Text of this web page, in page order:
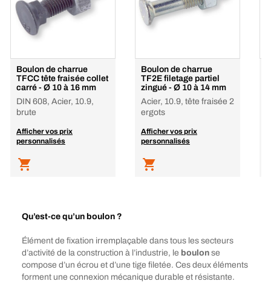
Boulon de charrue
TFCC tête fraisée collet
carré - Ø 10 à 16 mm
DIN 608, Acier, 10.9,
brute
Afficher vos prix
personnalisés
Boulon de charrue
TF2E filetage partiel
zingué - Ø 10 à 14 mm
Acier, 10.9, tête fraisée 2
ergots
Afficher vos prix
personnalisés
Qu’est-ce qu’un boulon ?
Élément de fixation irremplaçable dans tous les secteurs
d’activité de la construction à l’industrie, le boulon se
compose d’un écrou et d’une tige filetée. Ces deux éléments
forment une connexion mécanique durable et résistante.